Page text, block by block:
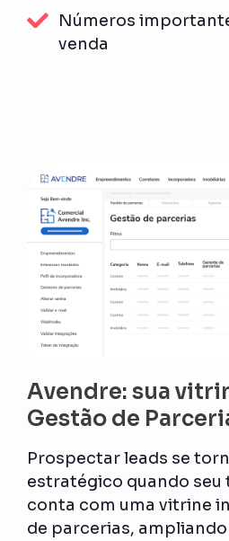
Números
venda
Avendre: sua
Gestão de
Prospectar leads se
estratégico quando seu
conta com uma vitrine
de parcerias,